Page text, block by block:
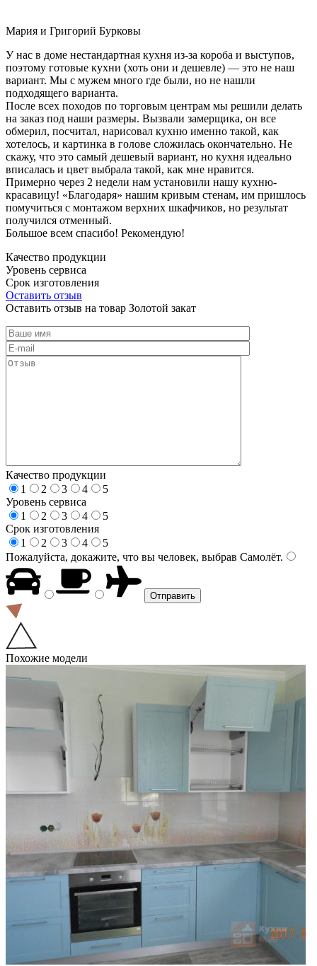
Мария и Григорий Бурковы
У нас в доме нестандартная кухня из-за короба и выступов,
поэтому готовые кухни (хоть они и дешевле) — это не наш
вариант. Мы с мужем много где были, но не нашли
подходящего варианта.
После всех походов по торговым центрам мы решили делать
на заказ под наши размеры. Вызвали замерщика, он все
обмерил, посчитал, нарисовал кухню именно такой, как
хотелось, и картинка в голове сложилась окончательно. Не
скажу, что это самый дешевый вариант, но кухня идеально
вписалась и цвет выбрала такой, как мне нравится.
Примерно через 2 недели нам установили нашу кухню-
красавицу! «Благодаря» нашим кривым стенам, им пришлось
помучиться с монтажом верхних шкафчиков, но результат
получился отменный.
Большое всем спасибо! Рекомендую!
Качество продукции
Уровень сервиса
Срок изготовления
Оставить отзыв
Оставить отзыв на товар Золотой закат
Качество продукции
1
2 3 4
5
Уровень сервиса
1
2 3 4
5
Срок изготовления
1
2 3 4
5
Пожалуйста, докажите, что вы человек, выбрав Самолёт.
Похожие модели